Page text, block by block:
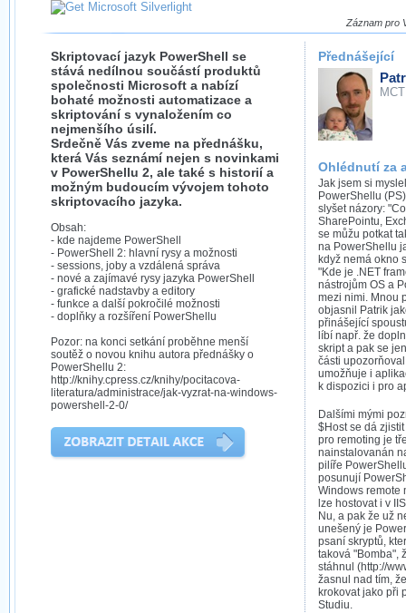
Stránka se sama rozhodne, na základě toho, jaké
technologie podporuje Váš prohlížeč, který přehrávač
použít, abyste záznam mohli sledovat v nejvyšší
možné kvalitě.
Stahování záznamů
Víme, že občas chcete sledovat záznamy i v místech,
kde není připojení k internetu, což současný přehrávač
neumožňuje, proto umožňujeme stahování vybraných
Velmi staré záznamy máme historicky uložené
ve formátu, který není vhodný pro stahování,
proto je ke stažení nenabízíme.
Záznam pro
Skriptovací jazyk PowerShell se
stává nedílnou součástí produktů
společnosti Microsoft a nabízí
bohaté možnosti automatizace a
skriptování s vynaložením co
nejmenšího úsilí.
Srdečně Vás zveme na přednášku,
která Vás seznámí nejen s novinkami
v PowerShellu 2, ale také s historií a
možným budoucím vývojem tohoto
skriptovacího jazyka.
Obsah:
- kde najdeme PowerShell
- PowerShell 2: hlavní rysy a možnosti
- sessions, joby a vzdálená správa
- nové a zajímavé rysy jazyka PowerShell
- grafické nadstavby a editory
- funkce a další pokročilé možnosti
- doplňky a rozšíření PowerShellu
Pozor: na konci setkání proběhne menší
soutěž o novou knihu autora přednášky o
PowerShellu 2:
http://knihy.cpress.cz/knihy/pocitacova-
literatura/administrace/jak-vyzrat-na-windows-
powershell-2-0/
Přednášející
MCT
Ohlédnutí za
Jak jsem si
PowerShellu
slyšet názory:
SharePointu,
se můžu potkat
na PowerShellu
když nemá okno
"Kde je .NET
nástrojům OS a
mezi nimi. Mnou
objasnil Patrik
přinášející
líbí např. že
skript a pak se
části
umožňuje i
k dispozici i pro
Dalšími mými
$Host se dá
pro remoting je
nainstalovanán
pilíře
posunují
Windows remote
lze hostovat i v
Nu, a pak že už
unešený je
psaní skryptů,
taková "Bomba",
stáhnul (http://
žasnul nad tím,
krokovat jako při
Studiu.